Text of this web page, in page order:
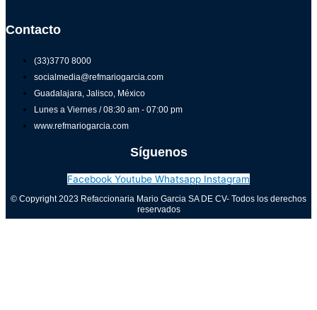
Contacto
(33)3770 8000
socialmedia@refmariogarcia.com
Guadalajara, Jalisco, México
Lunes a Viernes / 08:30 am - 07:00 pm
www.refmariogarcia.com
Síguenos
Facebook Youtube Whatsapp Instagram
© Copyright 2023 Refaccionaria Mario Garcia SA DE CV- Todos los derechos
reservados